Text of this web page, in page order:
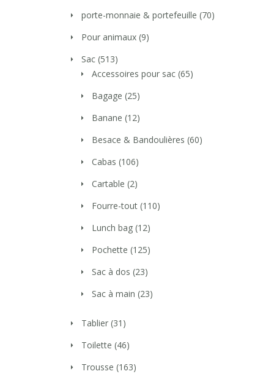
porte-monnaie & portefeuille (70)
Pour animaux (9)
Sac (513)
Accessoires pour sac (65)
Bagage (25)
Banane (12)
Besace & Bandoulières (60)
Cabas (106)
Cartable (2)
Fourre-tout (110)
Lunch bag (12)
Pochette (125)
Sac à dos (23)
Sac à main (23)
Tablier (31)
Toilette (46)
Trousse (163)